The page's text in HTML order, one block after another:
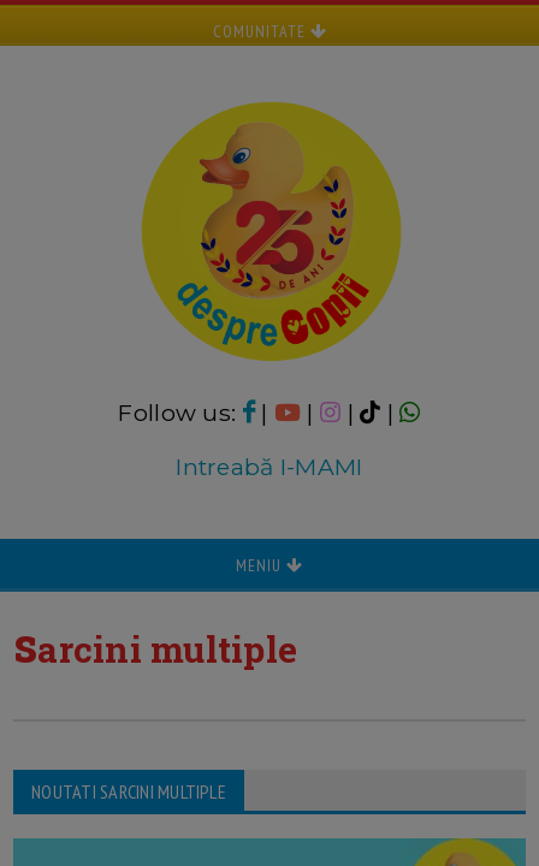
COMUNITATE
Follow us: | | |
|
Intreabă I-MAMI
MENIU
sarcini multiple
NOUTATI SARCINI MULTIPLE